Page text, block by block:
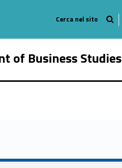
of Business Studies